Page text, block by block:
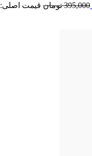
395,000 تومان قیمت اصلی: 395,000 تومان بود.